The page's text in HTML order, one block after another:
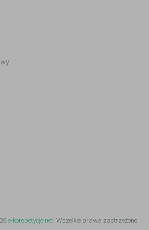
e-korepetycje.net. Wszelkie prawa zastrzeżone.